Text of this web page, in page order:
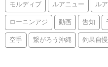
モルディブ ルアニュー ル
ローニンアジ 動画 告知
空手 繋がろう沖縄 釣果自慢